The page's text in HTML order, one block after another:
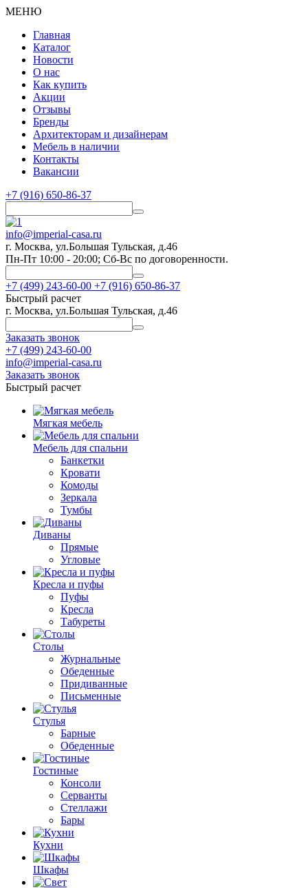
МЕНЮ
Главная
Каталог
Новости
О нас
Как купить
Акции
Отзывы
Бренды
Архитекторам и дизайнерам
Мебель в наличии
Контакты
Вакансии
+7 (916) 650-86-37
info@imperial-casa.ru
г. Москва, ул.Большая Тульская, д.46
Пн-Пт 10:00 - 20:00; Сб-Вс по договоренности.
+7 (499) 243-60-00 +7 (916) 650-86-37
Быстрый расчет
г. Москва, ул.Большая Тульская, д.46
Заказать звонок
+7 (499) 243-60-00
info@imperial-casa.ru
Заказать звонок
Быстрый расчет
Мягкая мебель
Мебель для спальни
Банкетки
Кровати
Комоды
Зеркала
Тумбы
Диваны
Прямые
Угловые
Кресла и пуфы
Пуфы
Кресла
Табуреты
Столы
Журнальные
Обеденные
Придиванные
Письменные
Стулья
Барные
Обеденные
Гостиные
Консоли
Серванты
Стеллажи
Бары
Кухни
Шкафы